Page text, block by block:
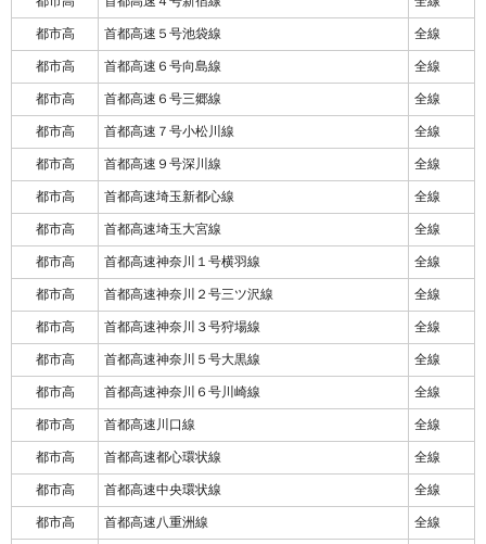
都市高 首都高速５号池袋線 全線
都市高 首都高速６号向島線 全線
都市高 首都高速６号三郷線 全線
都市高 首都高速７号小松川線 全線
都市高 首都高速９号深川線 全線
都市高 首都高速埼玉新都心線 全線
都市高 首都高速埼玉大宮線 全線
都市高 首都高速神奈川１号横羽線 全線
都市高 首都高速神奈川２号三ツ沢線 全線
都市高 首都高速神奈川３号狩場線 全線
都市高 首都高速神奈川５号大黒線 全線
都市高 首都高速神奈川６号川崎線 全線
都市高 首都高速川口線 全線
都市高 首都高速都心環状線 全線
都市高 首都高速中央環状線 全線
都市高 首都高速八重洲線 全線